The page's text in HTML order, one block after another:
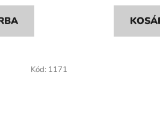
Kód: 1171